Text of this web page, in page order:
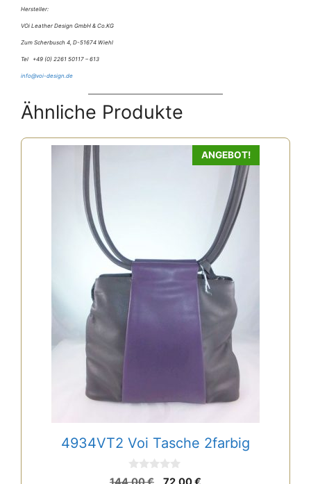
Hersteller:
VOi Leather Design GmbH & Co.KG
Zum Scherbusch 4, D-51674 Wiehl
Tel +49 (0) 2261 50117 – 613
info@voi-design.de
Ähnliche Produkte
ANGEBOT!
4934VT2 Voi Tasche 2farbig
0
Ursprünglicher